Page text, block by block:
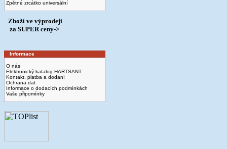
Zpětné zrcátko universální
Zboží ve výprodeji
­ za SUPER ceny->
Informace
O nás
Elektronický katalog HARTSANT
Kontakt, platba a dodaní
Ochrana dat
Informace o dodacích podmínkách
Vaše připomínky